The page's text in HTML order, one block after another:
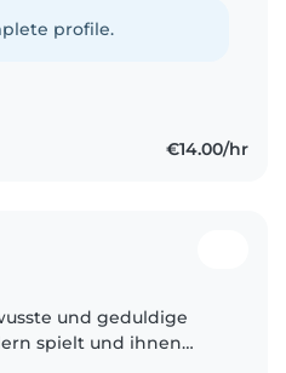
profile.
€14.00/hr
und geduldige
spielt und ihnen